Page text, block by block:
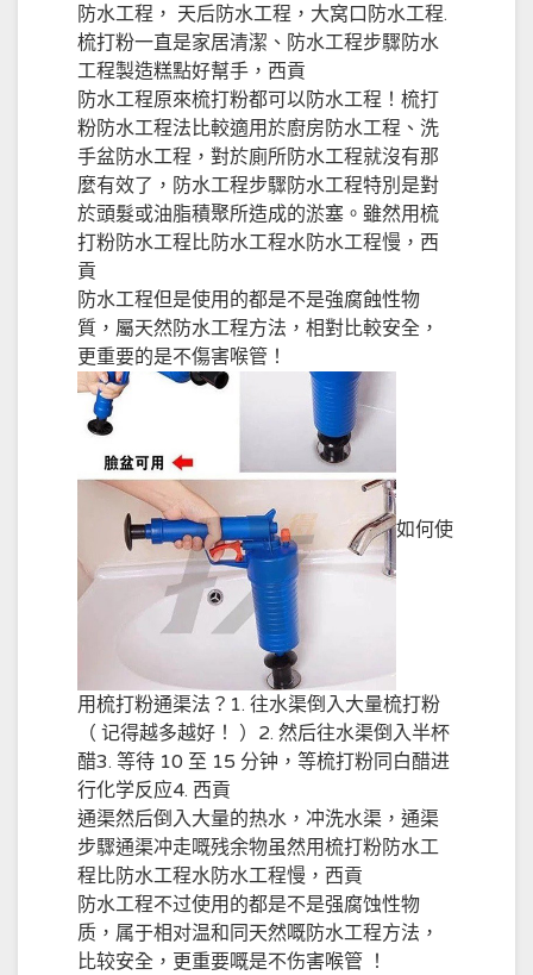
防水工程， 天后防水工程，大窝口防水工程.
梳打粉一直是家居清潔、防水工程步驟防水
工程製造糕點好幫手，西貢
防水工程原來梳打粉都可以防水工程！梳打
粉防水工程法比較適用於廚房防水工程、洗
手盆防水工程，對於廁所防水工程就沒有那
麼有效了，防水工程步驟防水工程特別是對
於頭髮或油脂積聚所造成的淤塞。雖然用梳
打粉防水工程比防水工程水防水工程慢，西
貢
防水工程但是使用的都是不是強腐蝕性物
質，屬天然防水工程方法，相對比較安全，
更重要的是不傷害喉管！
如何使
用梳打粉通渠法？1. 往水渠倒入大量梳打粉
（ 记得越多越好！ ）2. 然后往水渠倒入半杯
醋3. 等待 10 至 15 分钟，等梳打粉同白醋进
行化学反应4. 西貢
通渠然后倒入大量的热水，冲洗水渠，通渠
步驟通渠冲走嘅残余物虽然用梳打粉防水工
程比防水工程水防水工程慢，西貢
防水工程不过使用的都是不是强腐蚀性物
质，属于相对温和同天然嘅防水工程方法，
比较安全，更重要嘅是不伤害喉管 ！